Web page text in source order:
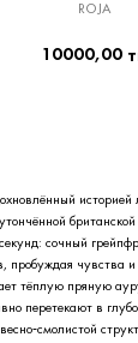
ROJA
10000,00
историей
сочный
пробуждая чувства
тёплую пряную
перетекают в